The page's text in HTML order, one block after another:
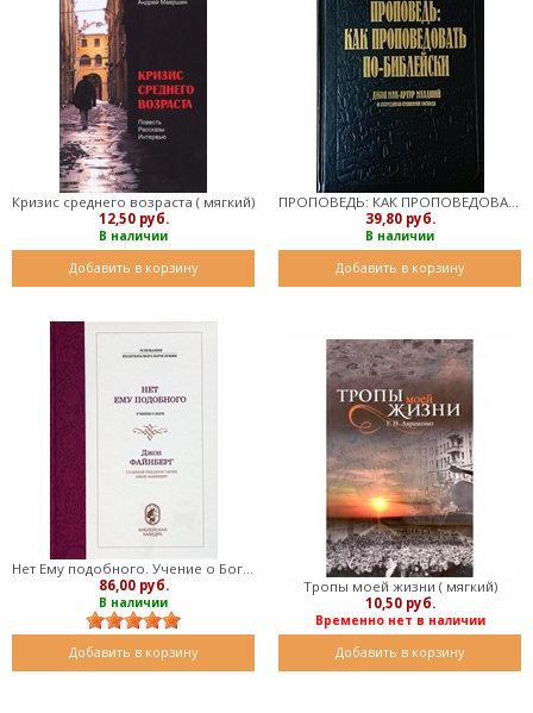
Кризис среднего возраста ( мягкий)
12,50 руб.
В наличии
Добавить в корзину
39,80 руб.
В наличии
Добавить в корзину
Нет Ему подобного. Учение о Боге (твердый)
86,00 руб.
В наличии
Добавить в корзину
Тропы моей жизни ( мягкий)
10,50 руб.
Временно нет в наличии
Добавить в корзину